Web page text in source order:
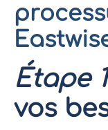
Étape
vos